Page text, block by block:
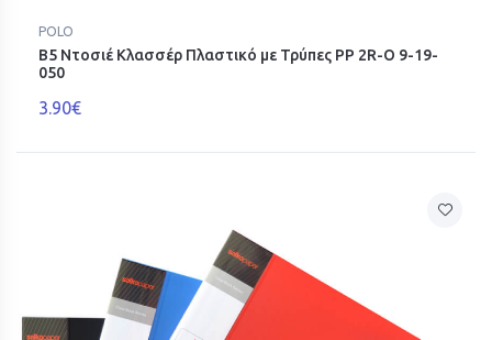
POLO
Β5 Ντοσιέ Κλασσέρ Πλαστικό με Τρύπες PP 2R-O 9-19-
050
3.90€